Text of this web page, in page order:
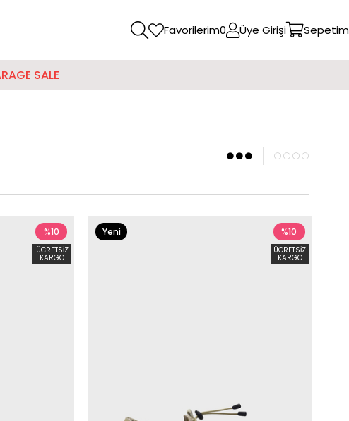
Favorilerim0 Üye Girişi Sepetim
SALE
%10
ÜCRETSIZ
KARGO
%10
ÜCRETSIZ
KARGO
Yeni